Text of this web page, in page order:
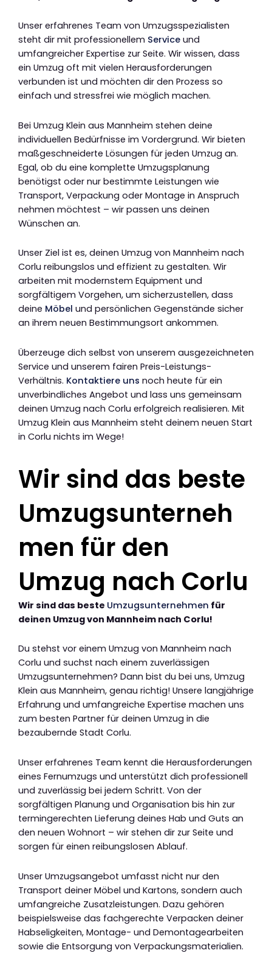
Unser erfahrenes Team von Umzugsspezialisten
steht dir mit professionellem Service und
umfangreicher Expertise zur Seite. Wir wissen, dass
ein Umzug oft mit vielen Herausforderungen
verbunden ist und möchten dir den Prozess so
einfach und stressfrei wie möglich machen.
Bei Umzug Klein aus Mannheim stehen deine
individuellen Bedürfnisse im Vordergrund. Wir bieten
maßgeschneiderte Lösungen für jeden Umzug an.
Egal, ob du eine komplette Umzugsplanung
benötigst oder nur bestimmte Leistungen wie
Transport, Verpackung oder Montage in Anspruch
nehmen möchtest – wir passen uns deinen
Wünschen an.
Unser Ziel ist es, deinen Umzug von Mannheim nach
Corlu reibungslos und effizient zu gestalten. Wir
arbeiten mit modernstem Equipment und
sorgfältigem Vorgehen, um sicherzustellen, dass
deine Möbel und persönlichen Gegenstände sicher
an ihrem neuen Bestimmungsort ankommen.
Überzeuge dich selbst von unserem ausgezeichneten
Service und unserem fairen Preis-Leistungs-
Verhältnis. Kontaktiere uns noch heute für ein
unverbindliches Angebot und lass uns gemeinsam
deinen Umzug nach Corlu erfolgreich realisieren. Mit
Umzug Klein aus Mannheim steht deinem neuen Start
in Corlu nichts im Wege!
Wir sind das beste
Umzugsunterneh
men für den
Umzug nach Corlu
Wir sind das beste Umzugsunternehmen für
deinen Umzug von Mannheim nach Corlu!
Du stehst vor einem Umzug von Mannheim nach
Corlu und suchst nach einem zuverlässigen
Umzugsunternehmen? Dann bist du bei uns, Umzug
Klein aus Mannheim, genau richtig! Unsere langjährige
Erfahrung und umfangreiche Expertise machen uns
zum besten Partner für deinen Umzug in die
bezaubernde Stadt Corlu.
Unser erfahrenes Team kennt die Herausforderungen
eines Fernumzugs und unterstützt dich professionell
und zuverlässig bei jedem Schritt. Von der
sorgfältigen Planung und Organisation bis hin zur
termingerechten Lieferung deines Hab und Guts an
den neuen Wohnort – wir stehen dir zur Seite und
sorgen für einen reibungslosen Ablauf.
Unser Umzugsangebot umfasst nicht nur den
Transport deiner Möbel und Kartons, sondern auch
umfangreiche Zusatzleistungen. Dazu gehören
beispielsweise das fachgerechte Verpacken deiner
Habseligkeiten, Montage- und Demontagearbeiten
sowie die Entsorgung von Verpackungsmaterialien.